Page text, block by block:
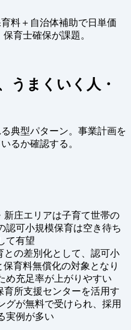
料＋自治体補助で日単価
育士確保が課題。
うまくいく人・
典型パターン。事業計画を
るか確認する。
新庄エリアは子育て世帯の
認可小規模保育は空き待ち
て有望
との差別化として、認可小
育料無償化の対象となり
め充足率が上がりやすい
所支援センターを活用す
グが無料で受けられ、採用
実例が多い